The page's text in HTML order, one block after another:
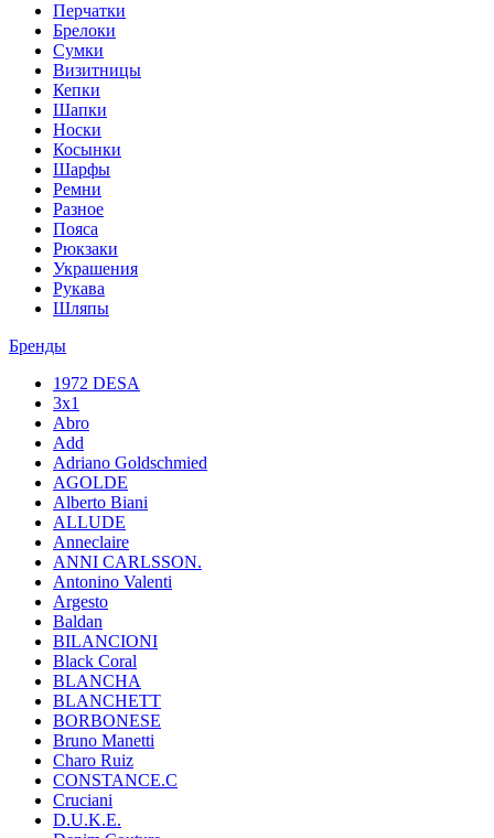
Перчатки
Брелоки
Сумки
Визитницы
Кепки
Шапки
Носки
Косынки
Шарфы
Ремни
Разное
Пояса
Рюкзаки
Украшения
Рукава
Шляпы
Бренды
1972 DESA
3x1
Abro
Add
Adriano Goldschmied
AGOLDE
Alberto Biani
ALLUDE
Anneclaire
ANNI CARLSSON.
Antonino Valenti
Argesto
Baldan
BILANCIONI
Black Coral
BLANCHA
BLANCHETT
BORBONESE
Bruno Manetti
Charo Ruiz
CONSTANCE.C
Cruciani
D.U.K.E.